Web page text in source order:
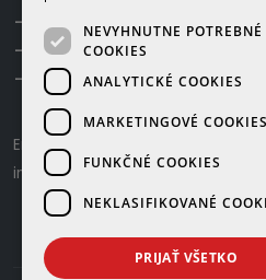
+421 918 524 702
+421 907 958 768
+421 948 615 083
Email us:
info@gamaplyn.sk
NEVYHNUTNE POTREBNÉ
COOKIES
ANALYTICKÉ COOKIES
MARKETINGOVÉ COOKIES
FUNKČNÉ COOKIES
NEKLASIFIKOVANÉ
PRIJAŤ VŠETKO